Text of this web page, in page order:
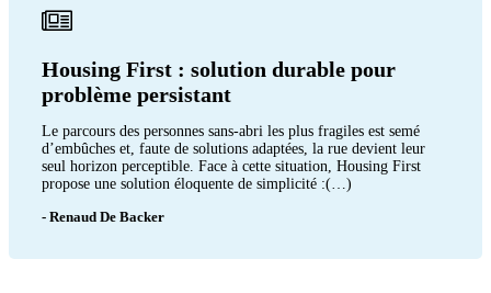
Housing First : solution durable pour
problème persistant
Le parcours des personnes sans-abri les plus fragiles est semé
d’embûches et, faute de solutions adaptées, la rue devient leur
seul horizon perceptible. Face à cette situation, Housing First
propose une solution éloquente de simplicité :(…)
- Renaud De Backer